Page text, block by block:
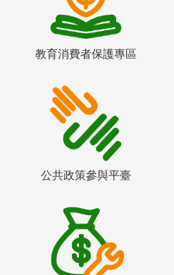
教育消費者保護專區
公共政策參與平臺